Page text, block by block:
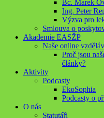
Bc. Marek
Ing. Peter
Výzva pro
Smlouva o
Akademie EASŽP
Naše online
Proč jsou
články?
Aktivity
Podcasty
EkoSophia
Podcasty o
O nás
Statutáři